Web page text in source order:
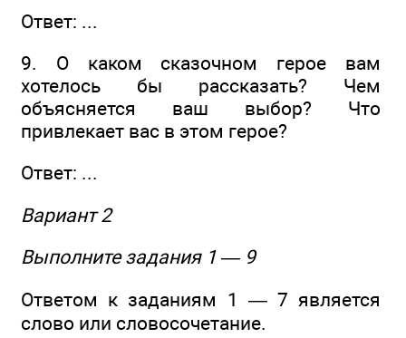
Ответ: ...
9. О каком сказочном герое вам
хотелось бы рассказать? Чем
объясняется ваш выбор? Что
привлекает вас в этом герое?
Ответ: ...
Вариант 2
Выполните задания 1 — 9
Ответом к заданиям 1 — 7 является
слово или словосочетание.